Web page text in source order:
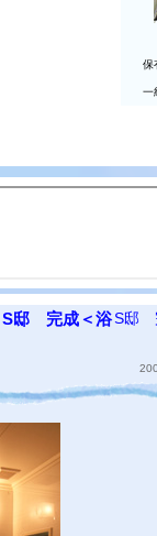
保
一
S邸
S邸 完成＜浴